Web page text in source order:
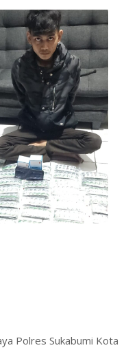
Polres Sukabumi Kota